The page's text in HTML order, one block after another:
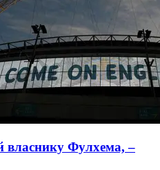
власнику Фулхема, –